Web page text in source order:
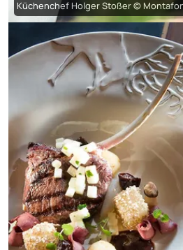
Küchenchef Holger Stoßer ©